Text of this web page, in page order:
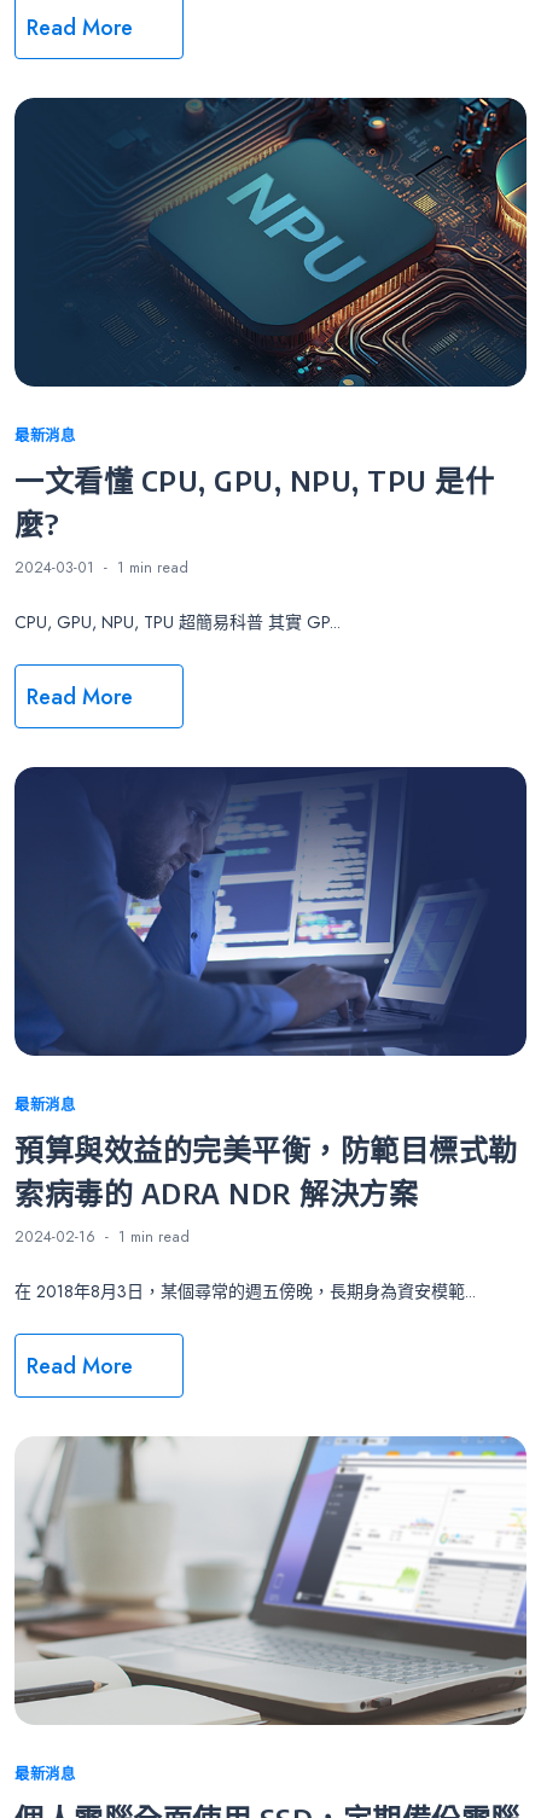
Read More
Categories
最新消息
一文看懂 CPU, GPU, NPU, TPU 是什
麼?
2024-03-01 1 min read
CPU, GPU, NPU, TPU 超簡易科普 其實 GP...
Read More
Categories
最新消息
預算與效益的完美平衡，防範目標式勒
索病毒的 ADRA NDR 解決方案
2024-02-16 1 min read
在 2018年8月3日，某個尋常的週五傍晚，長期身為資安模範...
Read More
Categories
最新消息